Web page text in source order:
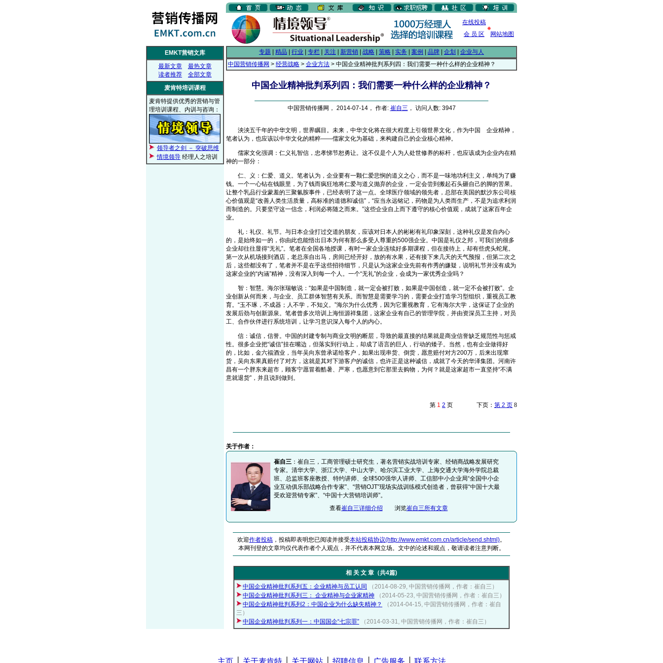
在线投稿
会 员 区
网站地图
EMKT营销文库
最新文章
最热文章
读者推荐
全部文章
麦肯特培训课程
麦肯特提供优秀的营销与管
理培训课程、内训与咨询：
领导者之剑 － 突破思维
情境领导 经理人之培训
专题 精品 行业 专栏 关注 新营销 战略 策略 实务 案例 品牌 企划
企业与人
中国营销传播网 > 经营战略 > 企业方法 > 中国企业精神批判系列四：我们需要一种什么样的企业精神？
中国企业精神批判系列四：我们需要一种什么样的企业精神？
中国营销传播网， 2014-07-14， 作者: 崔自三 ， 访问人数: 3947
泱泱五千年的中华文明，世界瞩目。未来，中华文化将在很大程度上引领世界文化，作为中国
企业精神，
笔者认为，也应该以中华文化的精粹——儒家文化为基础，来构建自己的企业核心精神。
儒家文化强调：仁义礼智信，忠孝悌节恕勇让。这不仅是个人为人处世修养的标杆，也应该成为企业内在精
神的一部分：
仁、义：仁爱、道义。笔者认为，企业要有一颗仁爱悲悯的道义之心，而不是一味地功利主义，单纯为了赚
钱。一个一心钻在钱眼里，为了钱而疯狂地将仁爱与道义抛弃的企业，一定会尝到搬起石头砸自己的脚的苦果。
让整个乳品行业蒙羞的三聚氰胺事件，已经表明了这一点。全球医疗领域的领先者，总部在美国的默沙东公司核
心价值观是“改善人类生活质量，高标准的道德和诚信”，“应当永远铭记，药物是为人类而生产，不是为追求利润
而制造的。只要坚守这一信念，利润必将随之而来。”这些企业自上而下遵守的核心价值观，成就了这家百年企
业。
礼：礼仪、礼节。与日本企业打过交道的朋友，应该对日本人的彬彬有礼印象深刻，这种礼仪是发自内心
的，是始终如一的，你由此也能悟出日本为何有那么多受人尊重的500强企业。中国是礼仪之邦，可我们的很多
企业却往往显得“无礼”。笔者在全国各地授课，有时一家企业连续好多期课程，但在接待上，却有些虎头蛇尾。
第一次从机场接到酒店，老总亲自出马，房间已经开好，放的有水果，还有接下来几天的天气预报，但第二次之
后，这些都没有了，笔者并不是在乎这些招待细节，只是认为这家企业先前有作秀的嫌疑，说明礼节并没有成为
这家企业的“内涵”精神，没有深入到每一个人。一个“无礼”的企业，会成为一家优秀企业吗？
智：智慧。海尔张瑞敏说：“如果是中国制造，就一定会被打败，如果是中国创造，就一定不会被打败”。企
业创新从何而来，与企业、员工群体智慧有关系。而智慧是需要学习的，需要企业打造学习型组织，重视员工教
育。“玉不琢，不成器；人不学，不知义。”海尔为什么优秀，因为它重视教育，它有海尔大学，这保证了企业的
发展后劲与创新源泉。笔者曾多次培训上海恒源祥集团，这家企业有自己的管理学院，并由资深员工主持，对员
工、合作伙伴进行系统培训，让学习意识深入每个人的内心。
信：诚信，信誉。中国的封建专制与商业文明的断层，导致的最直接的结果就是商业信誉缺乏规范性与惩戒
性。很多企业把“诚信”挂在嘴边，但落实到行动上，却成了语言的巨人，行动的矮子。当然，也有企业做得好
的，比如，金六福酒业，当年吴向东曾承诺给客户，如果出现串货、倒货，愿意赔付对方200万，后来出现窜
货，吴向东果真赔付了对方，这就是其对下游客户的诚信，也许正是这种诚信，成就了今天的华泽集团。河南许
昌有一个胖东来超市，顾客宁愿冒着酷暑、严寒，也愿意到它那里去购物，为何？就是这家超市一直坚持“不满
意就退货”，并且说到做到。
第 1 2 页 下页： 第 2 页 8
关于作者：
崔自三 ：崔自三，工商管理硕士研究生，著名营销实战培训专家、经销商战略发展研究
专家。清华大学、浙江大学、中山大学、哈尔滨工业大学、上海交通大学海外学院总裁
班、总监班客座教授、特约讲师、全球500强华人讲师、工信部中小企业局“全国中小企
业互动俱乐部战略合作专家”、“营销OJT”现场实战训练模式创造者，曾获得“中国十大最
受欢迎营销专家”、“中国十大营销培训师”。
查看崔自三详细介绍 浏览崔自三所有文章
欢迎作者投稿 ，投稿即表明您已阅读并接受本站投稿协议(http://www.emkt.com.cn/article/send.shtml)。
本网刊登的文章均仅代表作者个人观点，并不代表本网立场。文中的论述和观点，敬请读者注意判断。
相 关 文 章（共4篇)
中国企业精神批判系列五：企业精神与员工认同
（2014-08-29, 中国营销传播网，作者：崔自三）
中国企业精神批判系列三： 企业精神与企业家精神
（2014-05-23, 中国营销传播网，作者：崔自三）
中国企业精神批判系列2：中国企业为什么缺失精神？
（2014-04-15, 中国营销传播网，作者：崔自
三）
中国企业精神批判系列一：中国国企“七宗罪”
（2014-03-31, 中国营销传播网，作者：崔自三）
主页│ 关于麦肯特│ 关于网站│ 招聘信息 广告服务 联系方法